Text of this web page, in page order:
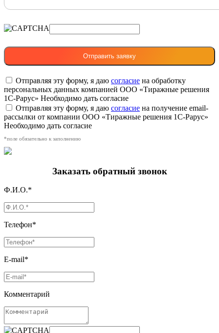
Отправляя эту форму, я даю согласие на обработку
персональных данных компанией ООО «Тиражные решения
1С-Рарус» Необходимо дать согласие
Отправляя эту форму, я даю согласие на получение email-
рассылки от компании ООО «Тиражные решения 1С-Рарус»
Необходимо дать согласие
*поле обязательно к заполнению
Заказать обратный звонок
Ф.И.О.*
Телефон*
E-mail*
Комментарий